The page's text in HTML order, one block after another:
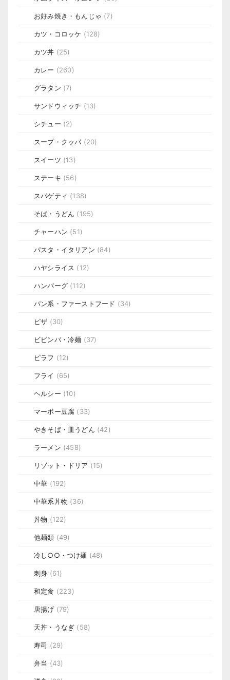
お好み焼き・もんじゃ (7)
カツ・コロッケ (128)
カツ丼 (25)
カレー (260)
グラタン (7)
サンドウィッチ (13)
シチュー (2)
スープ・クッパ (20)
スイーツ (13)
ステーキ (56)
スパゲティ (138)
そば・うどん (195)
チャーハン (51)
パスタ・イタリアン (84)
ハヤシライス (12)
ハンバーグ (112)
パン系・ファーストフード (34)
ピザ (30)
ビビンバ・冷麺 (37)
ピラフ (12)
フライ (65)
ヘルシー (10)
マーボー豆腐 (33)
やきそば・皿うどん (42)
ラーメン (458)
リゾット・ドリア (15)
中華 (192)
中華系丼物 (36)
丼物 (122)
他麺類 (49)
冷し○○・つけ麺 (48)
刺身 (61)
和定食 (223)
唐揚げ (79)
天丼・うなぎ (58)
寿司 (29)
弁当 (43)